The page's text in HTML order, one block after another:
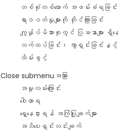
တစ်စုံတစ်ယောက် အဖမ်းခံရခြင်း
ရာဇဝတ်မှုများကို တိုင်ကြားခြင်း
ကျွန်ုပ်မိသားစုတွင် ပြဿနာများ ရှိ
လက်ထပ်ခြင်း၊ ကွာရှင်းခြင်းနှင့်
ထိမ်းခွင့်
Close submenu အခြား
အမှုလမ်းကြောင်း
ဝေါဟာရ
ရှေ့နေငှားရန် အကြံပြုချက်များ
အသိပေးရှင်းလင်းချက်